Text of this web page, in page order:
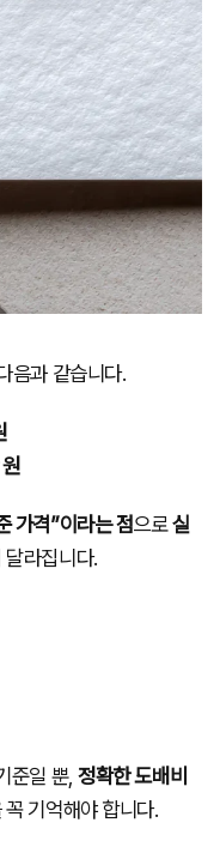
음과 같습니다.
가격”이라는 점으로실
달라집니다.
준일 뿐,정확한 도배비
꼭 기억해야 합니다.